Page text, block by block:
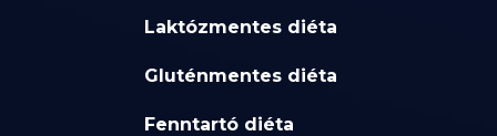
Laktózmentes diéta
Gluténmentes diéta
Fenntartó diéta